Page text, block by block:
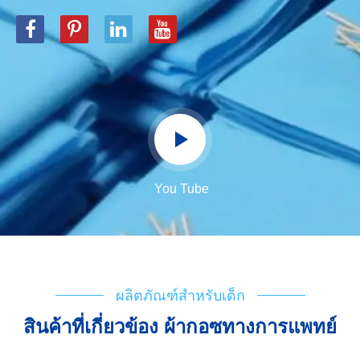
You Tube
ผลิตภัณฑ์สำหรับเด็ก
สินค้าที่เกี่ยวข้อง ผ้ากอซทางการแพทย์